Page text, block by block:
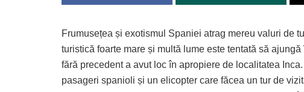
Frumusețea și exotismul Spaniei atrag mereu valuri de
turistică foarte mare și multă lume este tentată să
fără precedent a avut loc în apropiere de localitatea
pasageri spanioli și un elicopter care făcea un tur de